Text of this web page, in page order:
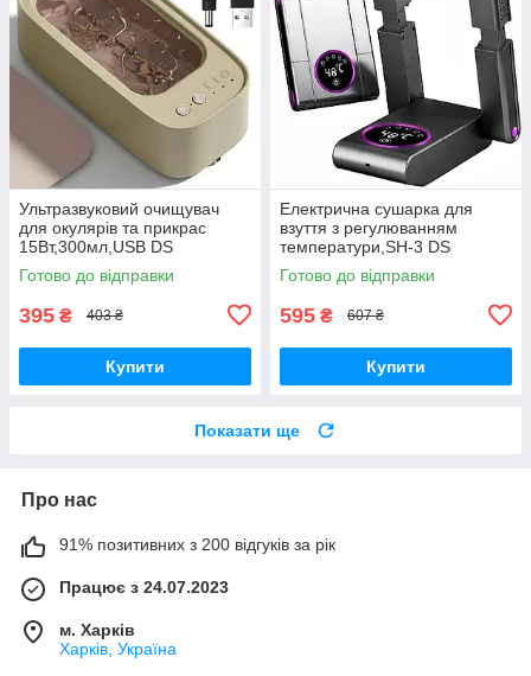
Ультразвуковий очищувач
для окулярів та прикрас
15Вт,300мл,USB DS
Готово до відправки
395 ₴ 403 ₴
Купити
Електрична сушарка для
взуття з регулюванням
температури,SH-3 DS
Готово до відправки
595 ₴ 607 ₴
Купити
Показати ще
Про нас
91% позитивних з 200 відгуків за рік
Працює з 24.07.2023
м. Харків
Харків, Україна